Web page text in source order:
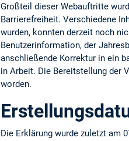
Großteil dieser Webauftritte
Barrierefreiheit. Verschiedene
wurden, konnten derzeit noch
Benutzerinformation, der
anschließende Korrektur in ein
in Arbeit. Die Bereitstellung der
worden.
Die Erklärung wurde zuletzt am